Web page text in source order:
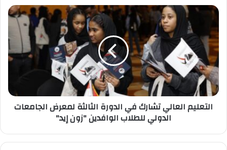
التعليم
العالي
تشارك
في
الدورة
الثالثة
لمعرض
الجامعات
الدولي
للطلاب
التعليم العالي تشارك في الدورة الثالثة لمعرض الجامعات
الدولي للطلاب الوافدين "زون إيد"